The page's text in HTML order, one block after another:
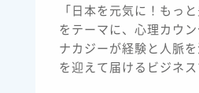
「日本を元気に！もっ
をテーマに、心理カウ
ナカジーが経験と人脈
を迎えて届けるビジネ